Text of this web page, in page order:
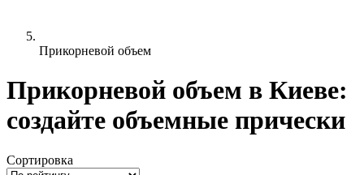
Прикорневой объем
Прикорневой объем в Киеве:
создайте объемные прически
Сортировка